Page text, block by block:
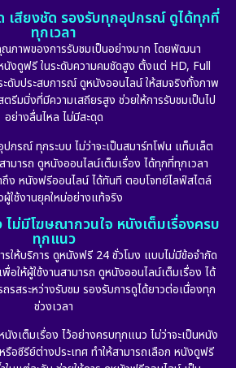
เสียงชัด รองรับทุกอุปกรณ์ ดูได้ทุกที่
ทุกเวลา
ณภาพของการรับชมเป็นอย่างมาก โดยพัฒนา
งดูฟรี ในระดับความคมชัดสูง ตั้งแต่ HD, Full
ดับประสบการณ์ ดูหนังออนไลน์ ให้สมจริงทั้งภาพ
รีมมิ่งที่มีความเสถียรสูง ช่วยให้การรับชมเป็นไป
อย่างลื่นไหล ไม่มีสะดุด
กรณ์ ทุกระบบ ไม่ว่าจะเป็นสมาร์ทโฟน แท็บเล็ต
มารถ ดูหนังออนไลน์เต็มเรื่อง ได้ทุกที่ทุกเวลา
ถึง หนังฟรีออนไลน์ ได้ทันที ตอบโจทย์ไลฟ์สไตล์
ผู้ใช้งานยุคใหม่อย่างแท้จริง
ม่มีโฆษณากวนใจ หนังเต็มเรื่องครบ
ทุกแนว
ให้บริการ ดูหนังฟรี 24 ชั่วโมง แบบไม่มีข้อจำกัด
ให้ผู้ใช้งานสามารถ ดูหนังออนไลน์เต็มเรื่อง ได้
รสระหว่างรับชม รองรับการดูได้ยาวต่อเนื่องทุก
ช่วงเวลา
เต็มเรื่อง ไว้อย่างครบทุกแนว ไม่ว่าจะเป็นหนัง
อซีรีย์ต่างประเทศ ทำให้สามารถเลือก หนังดูฟรี